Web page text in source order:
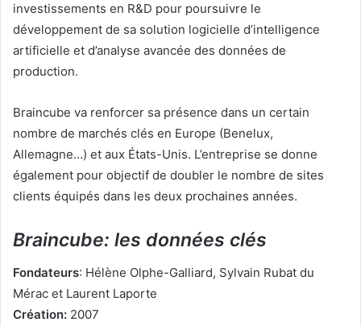
investissements en R&D pour poursuivre le
développement de sa solution logicielle d’intelligence
artificielle et d’analyse avancée des données de
production.
Braincube va renforcer sa présence dans un certain
nombre de marchés clés en Europe (Benelux,
Allemagne…) et aux États-Unis. L’entreprise se donne
également pour objectif de doubler le nombre de sites
clients équipés dans les deux prochaines années.
Braincube: les données clés
Fondateurs: Hélène Olphe-Galliard, Sylvain Rubat du
Mérac et Laurent Laporte
Création: 2007